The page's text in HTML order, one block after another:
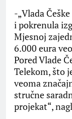
-„Vlada
i pokrenula
Mjesnoj
6.000 eura
Pored Vlade
Telekom, što
veoma
stručne
projekat“,